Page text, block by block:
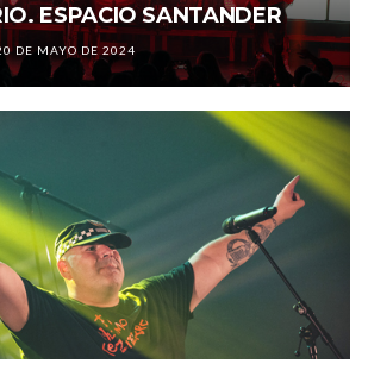
ESPACIO SANTANDER
DE MAYO DE 2024